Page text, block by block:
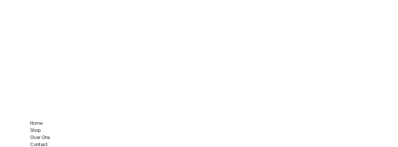
Home
Shop
Over Ons
Contact